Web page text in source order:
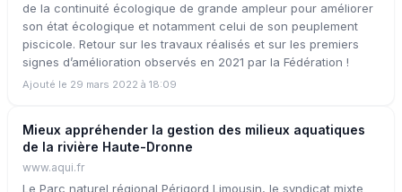
de la continuité écologique de grande ampleur pour améliorer
son état écologique et notamment celui de son peuplement
piscicole. Retour sur les travaux réalisés et sur les premiers
signes d’amélioration observés en 2021 par la Fédération !
Ajouté le 29 mars 2022 à 18:09
Mieux appréhender la gestion des milieux aquatiques
de la rivière Haute-Dronne
www.aqui.fr
Le Parc naturel régional Périgord Limousin, le syndicat mixte